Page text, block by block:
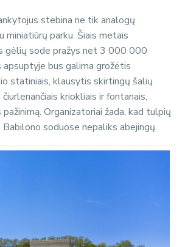
stebina ne tik analogų
miniatiūrų parku. Šiais metais
gėlių sode pražys net 3 000 000
bus galima grožėtis
statiniais, klausytis skirtingų šalių
kriokliais ir fontanais,
Organizatoriai žada, kad tulpių
soduose nepaliks abejingų.